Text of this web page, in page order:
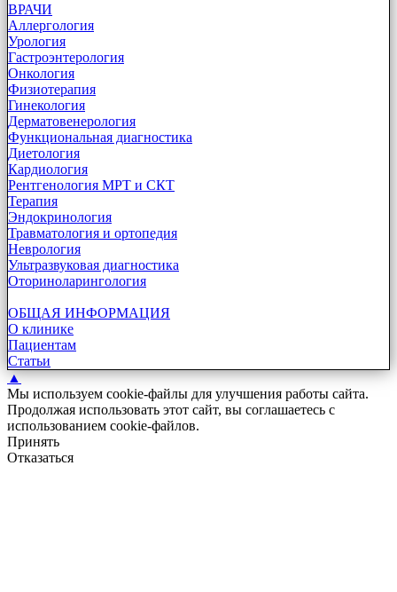
ВРАЧИ
Аллергология
Урология
Гастроэнтерология
Онкология
Физиотерапия
Гинекология
Дерматовенерология
Функциональная диагностика
Диетология
Кардиология
Рентгенология МРТ и СКТ
Терапия
Эндокринология
Травматология и ортопедия
Неврология
Ультразвуковая диагностика
Оториноларингология
ОБЩАЯ ИНФОРМАЦИЯ
О клинике
Пациентам
Статьи
▲
Мы используем cookie-файлы для улучшения работы сайта.
Продолжая использовать этот сайт, вы соглашаетесь с
использованием cookie-файлов.
Принять
Отказаться